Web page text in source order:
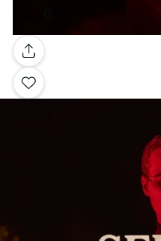
Galleria